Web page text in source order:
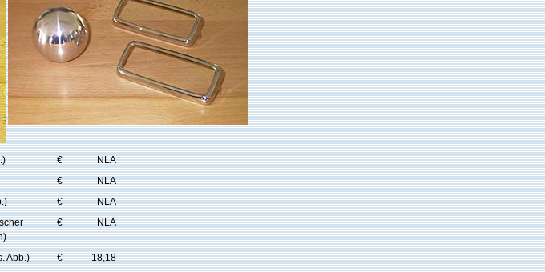
€
NLA
€
NLA
€
NLA
€ NLA
Abb.) €
18,18